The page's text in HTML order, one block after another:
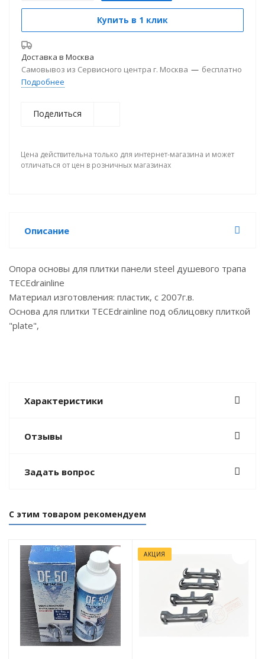
Купить в 1 клик
Доставка в Москва
Самовывоз из Сервисного центра г. Москва — бесплатно
Подробнее
Поделиться
Цена действительна только для интернет-магазина и может
отличаться от цен в розничных магазинах
Описание
Опора основы для плитки панели steel душевого трапа
TECEdrainline
Материал изготовления: пластик, с 2007г.в.
Основа для плитки TECEdrainline под облицовку плиткой
"plate",
Характеристики
Отзывы
Задать вопрос
С этим товаром рекомендуем
АКЦИЯ